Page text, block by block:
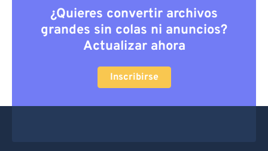
¿Quieres convertir archivos
grandes sin colas ni anuncios?
Actualizar ahora
Inscribirse